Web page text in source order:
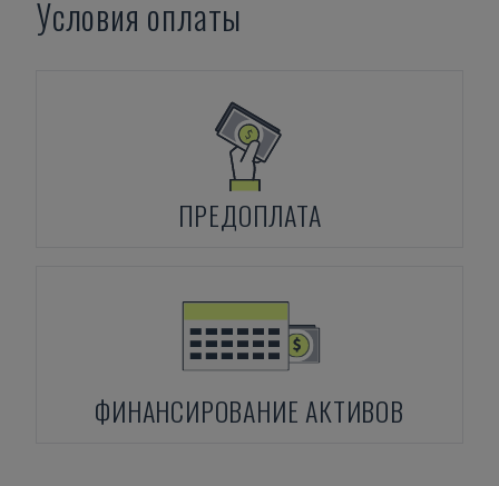
Условия оплаты
ПРЕДОПЛАТА
ФИНАНСИРОВАНИЕ АКТИВОВ